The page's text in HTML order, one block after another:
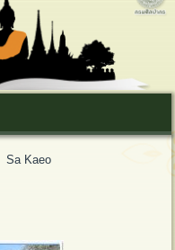
Sa Kaeo